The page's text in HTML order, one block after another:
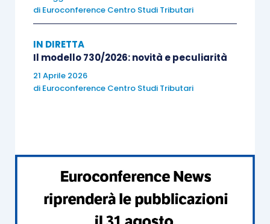
di Euroconference Centro Studi Tributari
IN DIRETTA
Il modello 730/2026: novità e peculiarità
21 Aprile 2026
di Euroconference Centro Studi Tributari